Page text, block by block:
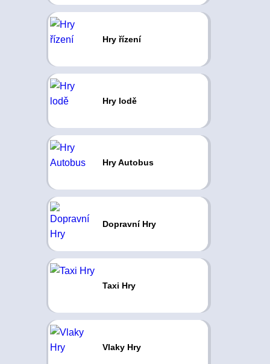
Hry řízení
Hry lodě
Hry Autobus
Dopravní Hry
Taxi Hry
Vlaky Hry